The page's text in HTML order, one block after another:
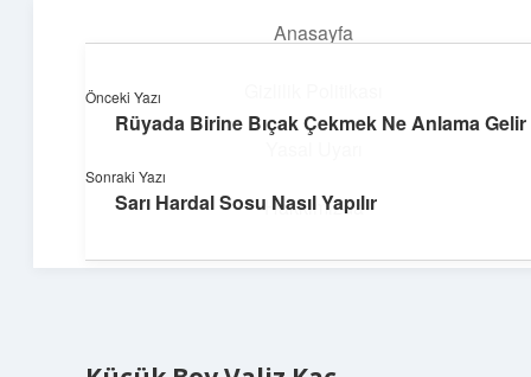
Anasayfa
Hakkımızda
Topluluk ve İlham
Önceki Yazı
Rüyada Birine Bıçak Çekmek Ne Anlama Gelir
Sonraki Yazı
Sarı Hardal Sosu Nasıl Yapılır